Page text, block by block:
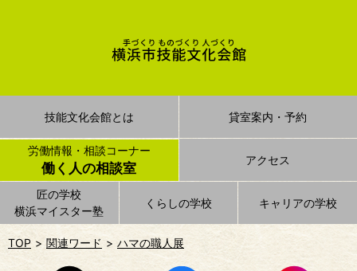
技能文化会館とは 貸室案内・予約
労働情報・相談コーナー
働く人の相談室
匠の学校
横浜マイスター塾
くらしの学校 キャリアの学校
アクセス
TOP 関連ワード ハマの職人展